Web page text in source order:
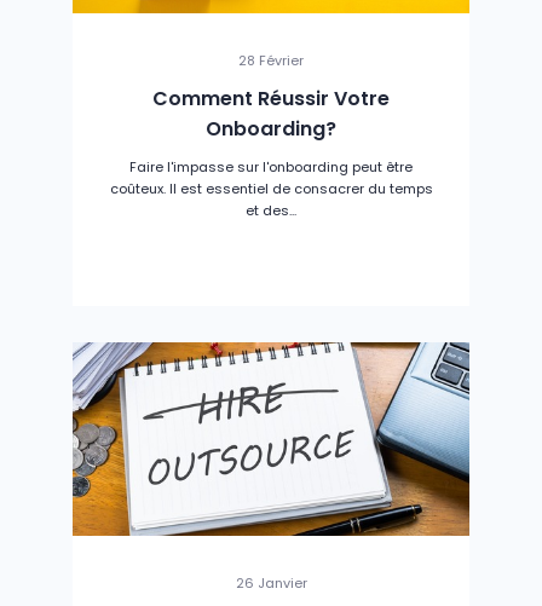
28 Février
Comment Réussir Votre
Onboarding?
Faire l'impasse sur l'onboarding peut être
coûteux. Il est essentiel de consacrer du temps
et des...
26 Janvier